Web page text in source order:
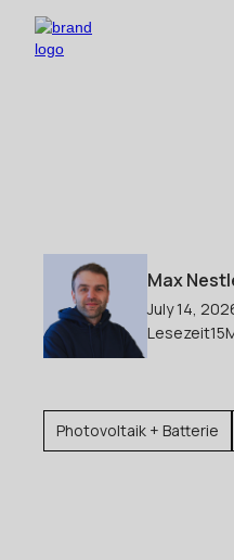
Max
July 14,
Lesezeit15
Photovoltaik + Batterie